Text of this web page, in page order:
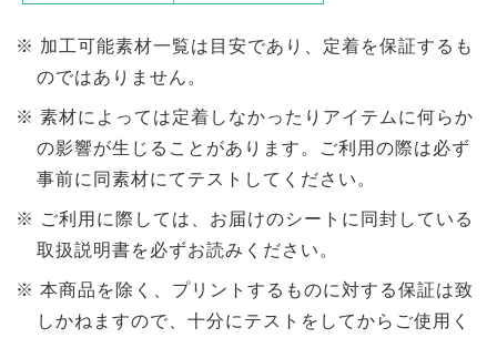
加工可能素材一覧は目安であり、定着を保証するも
のではありません。
素材によっては定着しなかったりアイテムに何らか
の影響が生じることがあります。ご利用の際は必ず
事前に同素材にてテストしてください。
ご利用に際しては、お届けのシートに同封している
取扱説明書を必ずお読みください。
本商品を除く、プリントするものに対する保証は致
しかねますので、十分にテストをしてからご使用く